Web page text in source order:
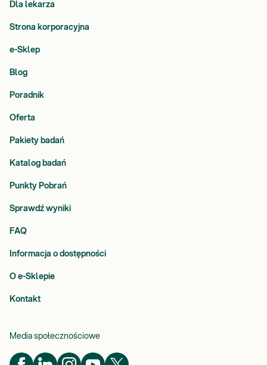
Dla lekarza
Strona korporacyjna
e-Sklep
Blog
Poradnik
Oferta
Pakiety badań
Katalog badań
Punkty Pobrań
Sprawdź wyniki
FAQ
Informacja o dostępności
O e-Sklepie
Kontakt
Media społecznościowe